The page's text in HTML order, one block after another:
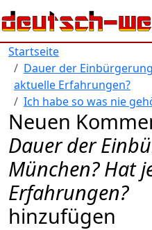
Direkt zum Inhalt
Startseite
Dauer der
aktuelle Erfahrungen?
Ich habe so was nie
Neuen
Dauer der
München? Hat
Erfahrungen?
hinzufügen